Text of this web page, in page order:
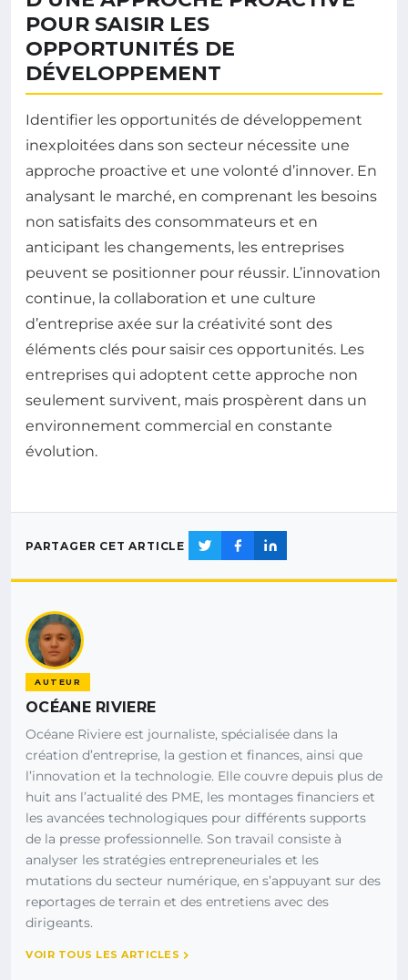
POUR SAISIR LES
OPPORTUNITÉS DE
DÉVELOPPEMENT
Identifier les opportunités de développement
inexploitées dans son secteur nécessite une
approche proactive et une volonté d’innover. En
analysant le marché, en comprenant les besoins
non satisfaits des consommateurs et en
anticipant les changements, les entreprises
peuvent se positionner pour réussir. L’innovation
continue, la collaboration et une culture
d’entreprise axée sur la créativité sont des
éléments clés pour saisir ces opportunités. Les
entreprises qui adoptent cette approche non
seulement survivent, mais prospèrent dans un
environnement commercial en constante
évolution.
PARTAGER CET ARTICLE
AUTEUR
OCÉANE RIVIERE
Océane Riviere est journaliste, spécialisée dans la
création d’entreprise, la gestion et finances, ainsi que
l’innovation et la technologie. Elle couvre depuis plus de
huit ans l’actualité des PME, les montages financiers et
les avancées technologiques pour différents supports
de la presse professionnelle. Son travail consiste à
analyser les stratégies entrepreneuriales et les
mutations du secteur numérique, en s’appuyant sur des
reportages de terrain et des entretiens avec des
dirigeants.
VOIR TOUS LES ARTICLES